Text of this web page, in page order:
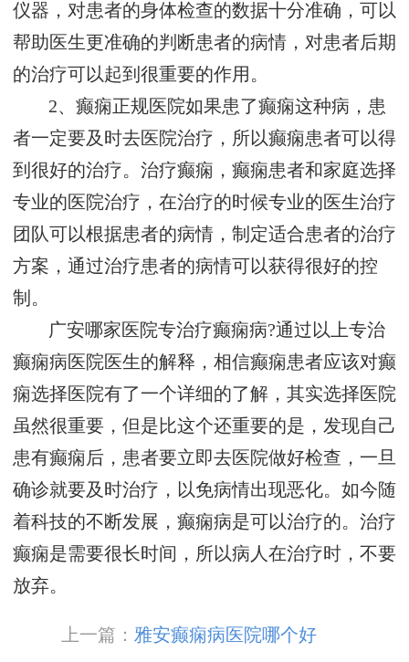
仪器，对患者的身体检查的数据十分准确，可以
帮助医生更准确的判断患者的病情，对患者后期
的治疗可以起到很重要的作用。
2、癫痫正规医院如果患了癫痫这种病，患
者一定要及时去医院治疗，所以癫痫患者可以得
到很好的治疗。治疗癫痫，癫痫患者和家庭选择
专业的医院治疗，在治疗的时候专业的医生治疗
团队可以根据患者的病情，制定适合患者的治疗
方案，通过治疗患者的病情可以获得很好的控
制。
广安哪家医院专治疗癫痫病?通过以上专治
癫痫病医院医生的解释，相信癫痫患者应该对癫
痫选择医院有了一个详细的了解，其实选择医院
虽然很重要，但是比这个还重要的是，发现自己
患有癫痫后，患者要立即去医院做好检查，一旦
确诊就要及时治疗，以免病情出现恶化。如今随
着科技的不断发展，癫痫病是可以治疗的。治疗
癫痫是需要很长时间，所以病人在治疗时，不要
放弃。
上一篇： 雅安癫痫病医院哪个好